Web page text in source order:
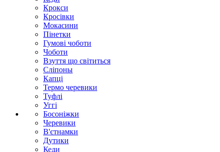
Крокси
Кросівки
Мокасини
Пінетки
Гумові чоботи
Чоботи
Взуття що світиться
Сліпоны
Капці
Термо черевики
Туфлі
Уггі
Босоніжки
Черевики
В'єтнамки
Дутики
Кеди